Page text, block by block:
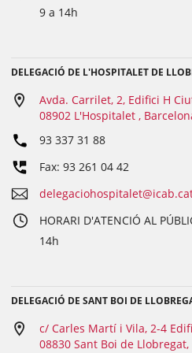
9 a 14h
DELEGACIÓ DE L'HOSPITALET DE
Avda. Carrilet, 2, Edifici H
08902 L'Hospitalet ,
93 337 31 88
Fax: 93 261 04 42
HORARI D'ATENCIÓ AL
14h
DELEGACIÓ DE SANT BOI DE
c/ Carles Martí i Vila, 2-4
08830 Sant Boi de